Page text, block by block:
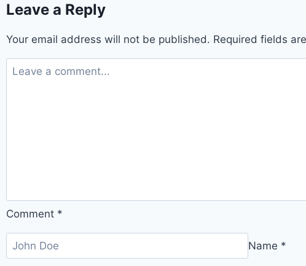
Leave a Reply
Your email address will not be published. Required fields
Comment *
Name *